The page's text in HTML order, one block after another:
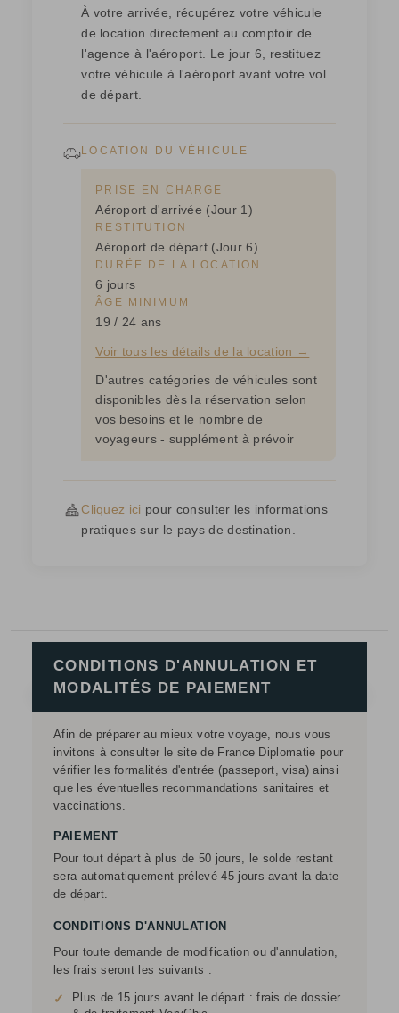
À votre arrivée, récupérez votre véhicule
de location directement au comptoir de
l'agence à l'aéroport. Le jour 6, restituez
votre véhicule à l'aéroport avant votre vol
de départ.
LOCATION DU VÉHICULE
PRISE EN CHARGE
Aéroport d'arrivée (Jour 1)
RESTITUTION
Aéroport de départ (Jour 6)
DURÉE DE LA LOCATION
6 jours
ÂGE MINIMUM
19 / 24 ans
Voir tous les détails de la location →
D'autres catégories de véhicules sont
disponibles dès la réservation selon
vos besoins et le nombre de
voyageurs - supplément à prévoir
Cliquez ici pour consulter les informations
pratiques sur le pays de destination.
CONDITIONS D'ANNULATION ET
MODALITÉS DE PAIEMENT
Afin de préparer au mieux votre voyage, nous vous
invitons à consulter le site de France Diplomatie pour
vérifier les formalités d'entrée (passeport, visa) ainsi
que les éventuelles recommandations sanitaires et
vaccinations.
PAIEMENT
Pour tout départ à plus de 50 jours, le solde restant
sera automatiquement prélevé 45 jours avant la date
de départ.
CONDITIONS D'ANNULATION
Pour toute demande de modification ou d'annulation,
les frais seront les suivants :
✓
Plus de 15 jours avant le départ : frais de dossier